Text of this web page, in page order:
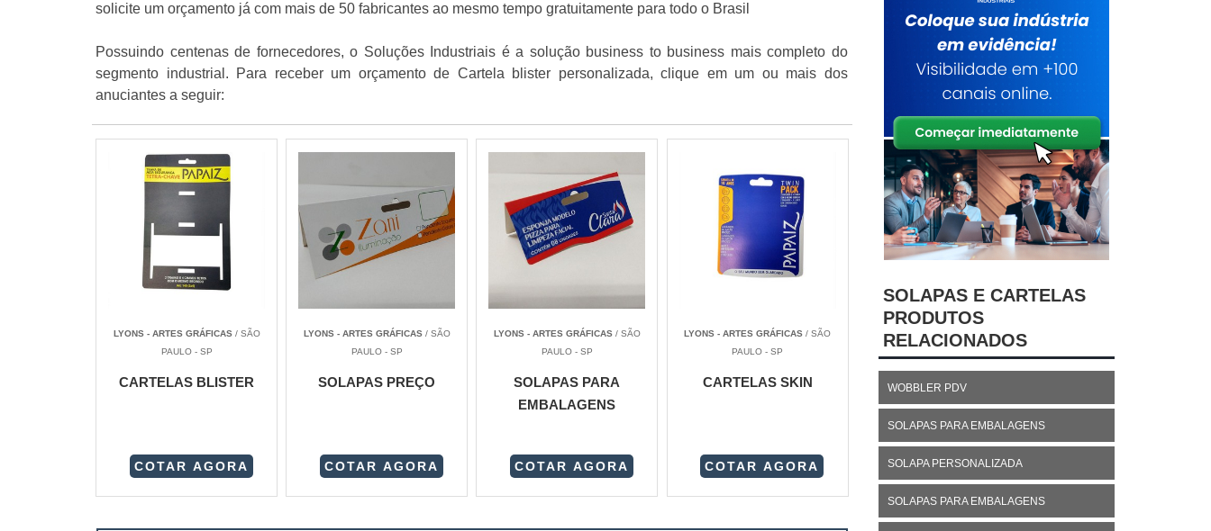
solicite um orçamento já com mais de 50 fabricantes ao mesmo tempo gratuitamente para todo o Brasil
Possuindo centenas de fornecedores, o Soluções Industriais é a solução business to business mais completo do
segmento industrial. Para receber um orçamento de Cartela blister personalizada, clique em um ou mais dos
anuciantes a seguir:
LYONS - ARTES GRÁFICAS/ SÃO
PAULO - SP
CARTELAS BLISTER
COTAR AGORA
LYONS - ARTES GRÁFICAS/ SÃO
PAULO - SP
SOLAPAS PREÇO
COTAR AGORA
LYONS - ARTES GRÁFICAS/ SÃO
PAULO - SP
SOLAPAS PARA
EMBALAGENS
COTAR AGORA
LYONS - ARTES GRÁFICAS / SÃO
PAULO - SP
CARTELAS SKIN
COTAR AGORA
SOLAPAS E CARTELAS
PRODUTOS
RELACIONADOS
WOBBLER PDV
SOLAPAS PARA EMBALAGENS
SOLAPA PERSONALIZADA
SOLAPAS PARA EMBALAGENS